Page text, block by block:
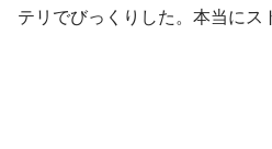
テリでびっくりした。本当にス